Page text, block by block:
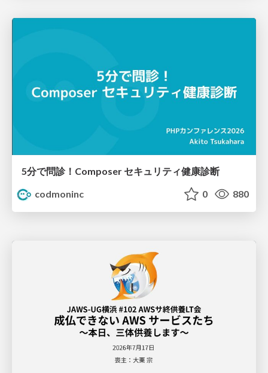
5分で問診！Composer セキュリティ健康診断
codmoninc
0 880